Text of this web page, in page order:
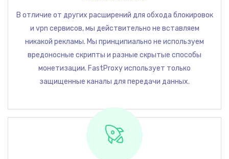
В отличие от других расширений для обхода блокировок
и vpn сервисов, мы действительно не вставляем
никакой рекламы. Мы принципиально не используем
вредоносные скрипты и разные скрытые способы
монетизации. FastProxy использует только
защищенные каналы для передачи данных.